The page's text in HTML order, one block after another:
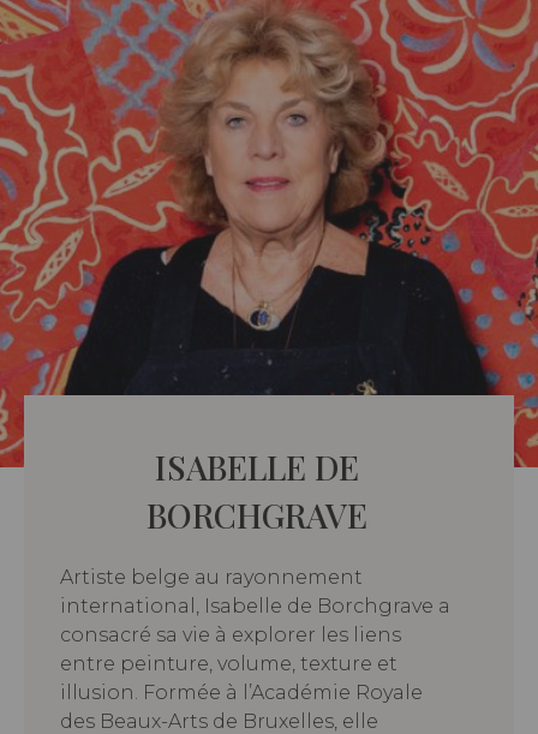
ISABELLE DE
BORCHGRAVE
Artiste belge au rayonnement
international, Isabelle de Borchgrave a
consacré sa vie à explorer les liens
entre peinture, volume, texture et
illusion. Formée à l’Académie Royale
des Beaux-Arts de Bruxelles, elle